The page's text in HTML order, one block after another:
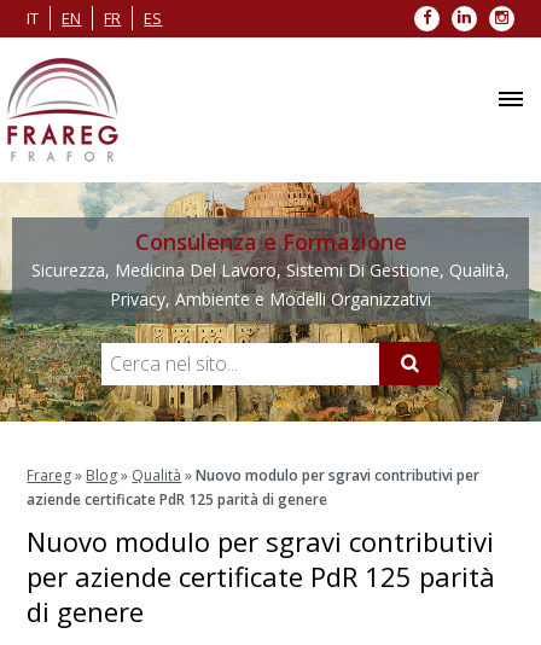
IT EN FR ES Facebook
LinkedIn
Consulenza e Formazione
Sicurezza, Medicina Del Lavoro, Sistemi Di Gestione, Qualità,
Privacy, Ambiente e Modelli Organizzativi
Frareg» Blog» Qualità »Nuovo modulo per sgravi contributivi per
aziende certificate PdR 125 parità di genere
Nuovo modulo per sgravi contributivi
per aziende certificate PdR 125 parità
di genere